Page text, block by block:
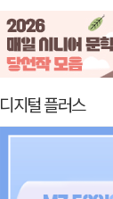
디지털 플러스